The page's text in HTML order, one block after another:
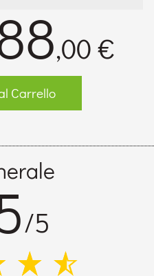
,00 €
Carrello
/5